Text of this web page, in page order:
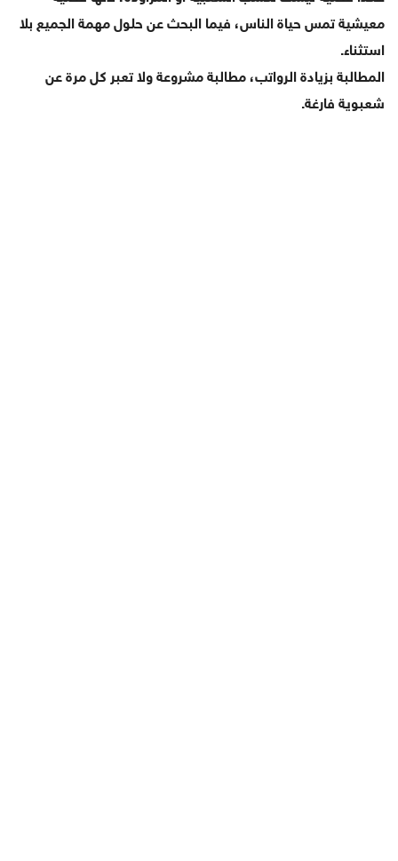
معيشية تمس حياة الناس، فيما البحث عن حلول مهمة الجميع بلا
استثناء.
المطالبة بزيادة الرواتب، مطالبة مشروعة ولا تعبر كل مرة عن
شعبوية فارغة.